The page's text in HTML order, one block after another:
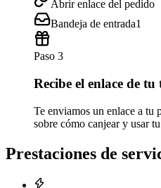
Abrir enlace del pedido
Bandeja de entrada1
Paso 3
Recibe el enlace de
Te enviamos un enlace a tu
sobre cómo canjear y usar
Prestaciones de